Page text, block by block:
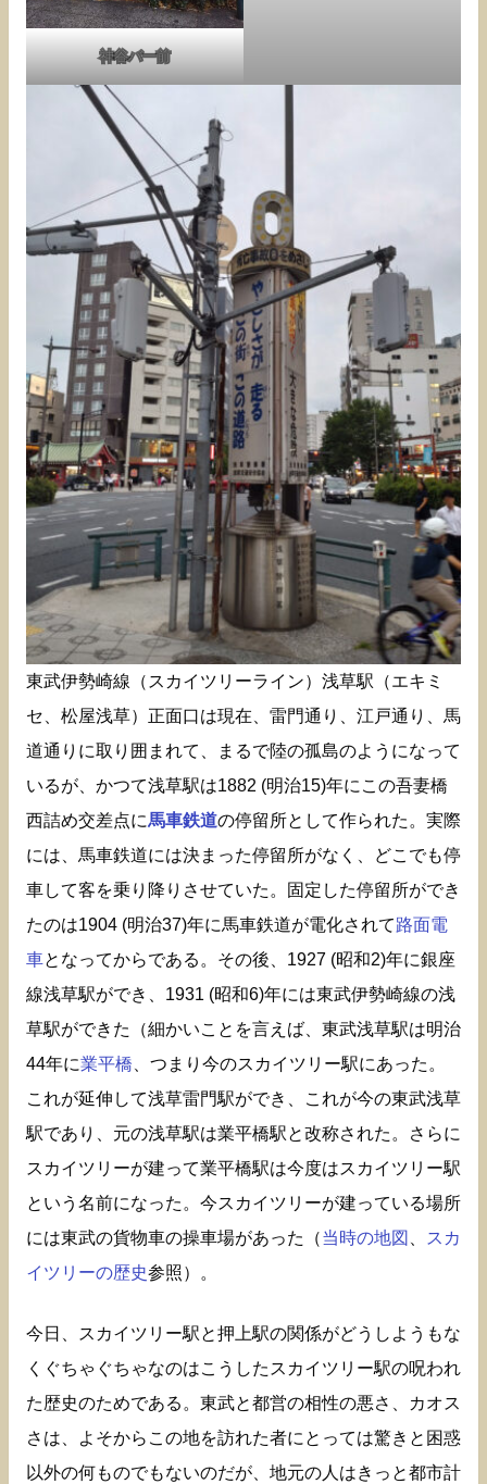
神谷バー前
東武伊勢崎線（スカイツリーライン）浅草駅（エキミ
セ、松屋浅草）正面口は現在、雷門通り、江戸通り、馬
道通りに取り囲まれて、まるで陸の孤島のようになって
いるが、かつて浅草駅は1882 (明治15)年にこの吾妻橋
西詰め交差点に馬車鉄道の停留所として作られた。実際
には、馬車鉄道には決まった停留所がなく、どこでも停
車して客を乗り降りさせていた。固定した停留所ができ
たのは1904 (明治37)年に馬車鉄道が電化されて路面電
車となってからである。その後、1927 (昭和2)年に銀座
線浅草駅ができ、1931 (昭和6)年には東武伊勢崎線の浅
草駅ができた（細かいことを言えば、東武浅草駅は明治
44年に業平橋 、つまり今のスカイツリー駅にあった。
これが延伸して浅草雷門駅ができ、これが今の東武浅草
駅であり、元の浅草駅は業平橋駅と改称された。さらに
スカイツリーが建って業平橋駅は今度はスカイツリー駅
という名前になった。今スカイツリーが建っている場所
には東武の貨物車の操車場があった（当時の地図
スカ
イツリーの歴史参照）。
今日、スカイツリー駅と押上駅の関係がどうしようもな
くぐちゃぐちゃなのはこうしたスカイツリー駅の呪われ
た歴史のためである。東武と都営の相性の悪さ、カオス
さは、よそからこの地を訪れた者にとっては驚きと困惑
以外の何ものでもないのだが、地元の人はきっと都市計